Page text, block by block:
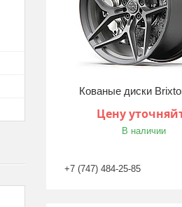
Кованые диски
Цену
В наличии
+7 (747) 484-25-85